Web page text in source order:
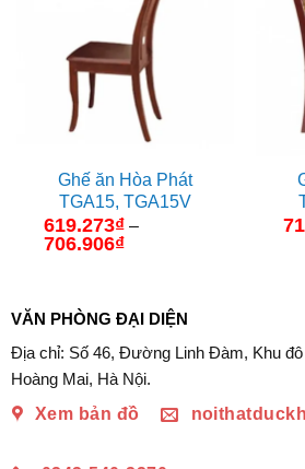
Ghế ăn Hòa Phát
TGA15, TGA15V
619.273₫ –
706.906₫Khoảng
đến
706.906₫
VĂN PHÒNG ĐẠI DIỆN
Địa chỉ: Số 46, Đường Linh Đàm, Khu
Hoàng Mai, Hà Nội.
Xem bản đồ